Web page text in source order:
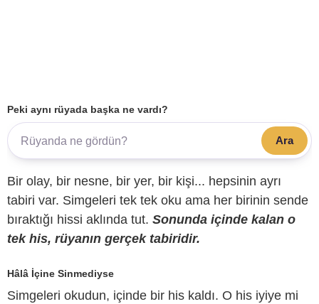
Peki aynı rüyada başka ne vardı?
Ara
Bir olay, bir nesne, bir yer, bir kişi... hepsinin ayrı
tabiri var. Simgeleri tek tek oku ama her birinin sende
bıraktığı hissi aklında tut. Sonunda içinde kalan o
tek his, rüyanın gerçek tabiridir.
Hâlâ İçine Sinmediyse
Simgeleri okudun, içinde bir his kaldı. O his iyiye mi